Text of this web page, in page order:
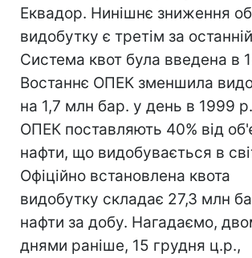
Еквадор. Нинішнє зниження
видобутку є третім за
Система квот була введена в
Востаннє ОПЕК зменшила
на 1,7 млн бар. у день в 1999
ОПЕК поставляють 40% від
нафти, що видобувається в
Офіційно встановлена квота
видобутку складає 27,3 млн
нафти за добу. Нагадаємо,
днями раніше, 15 грудня ц.р.,